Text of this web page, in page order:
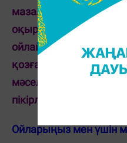
мазалап жүр. Бір
оқырманды
ойлаймын. Бәлкім,
қозғаған дұрыс
мәселе көтереді деп
пікірлеріңді білгім
Ойларыңыз мен үшін